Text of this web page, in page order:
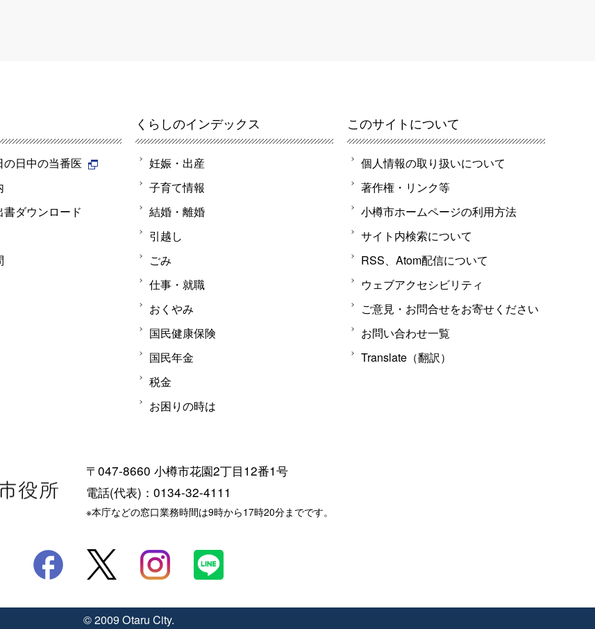
日中の当番医
ダウンロード
くらしのインデックス
妊娠・出産
子育て情報
結婚・離婚
引越し
ごみ
仕事・就職
おくやみ
国民健康保険
国民年金
税金
お困りの時は
このサイトについて
個人情報の取り扱いについて
著作権・リンク等
小樽市ホームページの利用方法
サイト内検索について
RSS、Atom配信について
ウェブアクセシビリティ
ご意見・お問合せをお寄せください
お問い合わせ一覧
Translate（翻訳）
〒047-8660 小樽市花園2丁目12番1号
電話(代表)：0134-32-4111
※本庁などの窓口業務時間は9時から17時20分までです。
© 2009 Otaru City.